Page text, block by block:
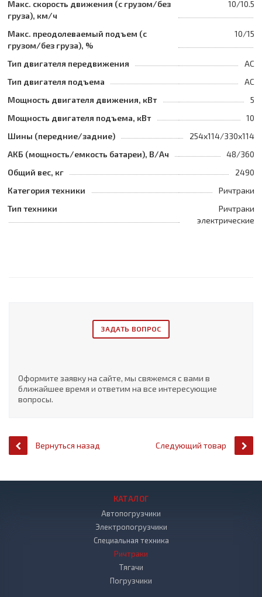
Макс. скорость движения (с грузом/без
груза), км/ч
10/10.5
Макс. преодолеваемый подъем (с
грузом/без груза), %
10/15
Тип двигателя передвижения
AC
Тип двигателя подъема
AC
Мощность двигателя движения, кВт
5
Мощность двигателя подъема, кВт
10
Шины (передние/задние)
254x114/330x114
АКБ (мощность/емкость батареи), В/Ач
48/360
Общий вес, кг
2490
Категория техники
Ричтраки
Тип техники
Ричтраки
электрические
ЗАДАТЬ ВОПРОС
Оформите заявку на сайте, мы свяжемся с вами в
ближайшее время и ответим на все интересующие
вопросы.
Вернуться назад Следующий товар
КАТАЛОГ
Автопогрузчики
Электропогрузчики
Специальная техника
Ричтраки
Тягачи
Погрузчики